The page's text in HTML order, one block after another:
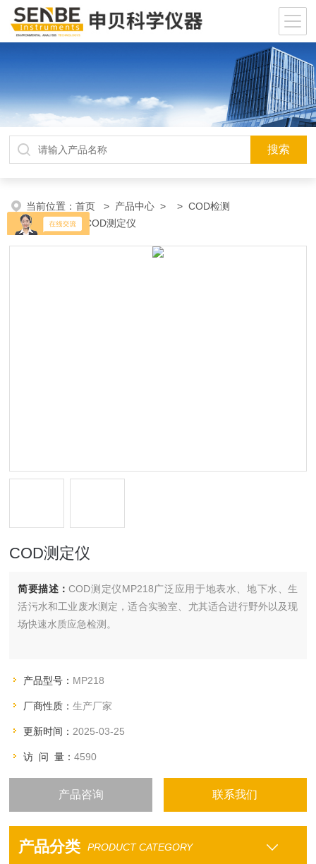
当前位置：首页 > 产品中心 > >COD检测
仪
> MP218COD测定仪
COD测定仪
简要描述：COD测定仪MP218广泛应用于地表水、地下水、生
活污水和工业废水测定，适合实验室、尤其适合进行野外以及现
场快速水质应急检测。
产品型号： MP218
厂商性质：生产厂家
更新时间： 2025-03-25
访 问 量：4590
产品咨询 联系我们
产品分类 PRODUCT CATEGORY